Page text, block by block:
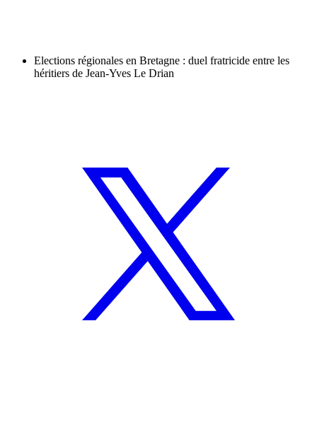
Elections régionales en Bretagne : duel fratricide entre les
héritiers de Jean-Yves Le Drian